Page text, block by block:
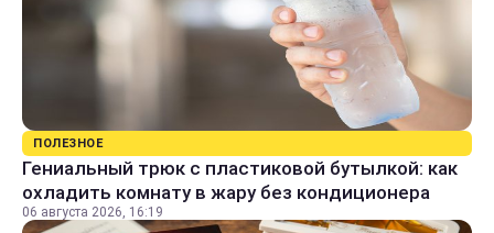
ПОЛЕЗНОЕ
Гениальный трюк с пластиковой бутылкой: как
охладить комнату в жару без кондиционера
06 августа 2026, 16:19